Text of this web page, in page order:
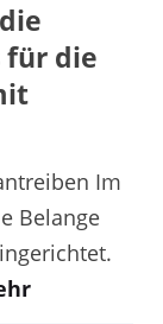
für die
Im
Belange